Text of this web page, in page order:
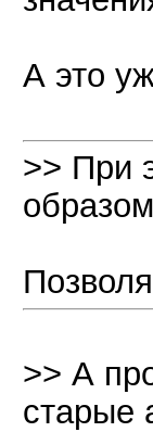
А это
>> При
>> А
старые